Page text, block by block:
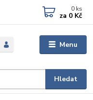
Menu
Hledat
0 ks
za 0 Kč